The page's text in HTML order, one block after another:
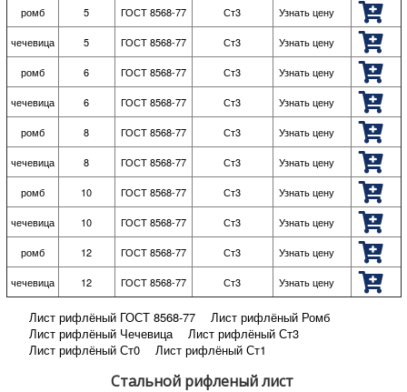
ромб 5 ГОСТ 8568-77 Ст3 Узнать цену
чечевица 5 ГОСТ 8568-77 Ст3 Узнать цену
ромб 6 ГОСТ 8568-77 Ст3 Узнать цену
чечевица 6 ГОСТ 8568-77 Ст3 Узнать цену
ромб 8 ГОСТ 8568-77 Ст3 Узнать цену
чечевица 8 ГОСТ 8568-77 Ст3 Узнать цену
ромб 10 ГОСТ 8568-77 Ст3 Узнать цену
чечевица 10 ГОСТ 8568-77 Ст3 Узнать цену
ромб 12 ГОСТ 8568-77 Ст3 Узнать цену
чечевица 12 ГОСТ 8568-77 Ст3 Узнать цену
Лист рифлёный ГОСТ 8568-77
Лист рифлёный Ромб
Лист рифлёный Чечевица
Лист рифлёный Ст3
Лист рифлёный Ст0
Лист рифлёный Ст1
Лист рифлёный 10
Лист рифлёный 8
Лист рифлёный 6
Стальной рифленый лист